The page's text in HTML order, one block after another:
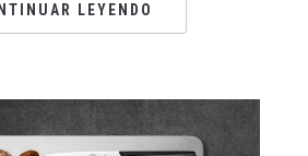
LEYENDO